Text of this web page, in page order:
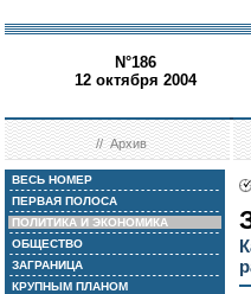
N°186
12 октября 2004
//Архив
ВЕСЬ НОМЕР
ПЕРВАЯ ПОЛОСА
ПОЛИТИКА И ЭКОНОМИКА
ОБЩЕСТВО
ЗАГРАНИЦА
КРУПНЫМ ПЛАНОМ